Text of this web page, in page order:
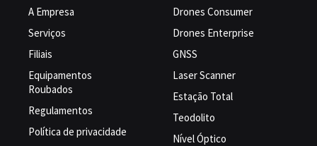
A Empresa
Serviços
Filiais
Equipamentos
Roubados
Regulamentos
Política de privacidade
Drones Consumer
Drones Enterprise
GNSS
Laser Scanner
Estação Total
Teodolito
Nível Óptico